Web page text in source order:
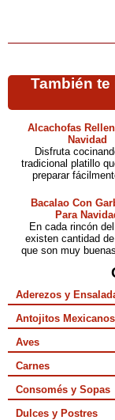
También
Alcachofas
Navidad
Disfruta
tradicional platillo
preparar
Bacalao Con
Para
En cada rincón
existen cantidad
que son muy
Aderezos y
Antojitos Mexicanos
Aves
Carnes
Consomés y Sopas
Dulces y Postres